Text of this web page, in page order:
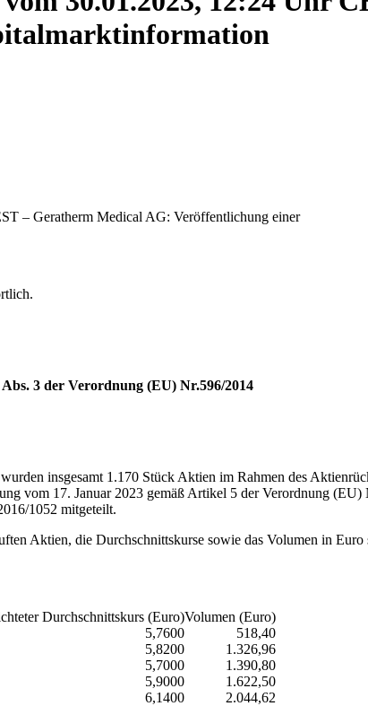
– Geratherm Medical AG: Veröffentlichung einer
3 der Verordnung (EU) Nr.596/2014
insgesamt 1.170 Stück Aktien im Rahmen des
vom 17. Januar 2023 gemäß Artikel 5 der Verordnung (EU)
1052 mitgeteilt.
Aktien, die Durchschnittskurse sowie das Volumen in Euro
Durchschnittskurs (Euro)Volumen (Euro)
5,7600
518,40
5,8200
1.326,96
5,7000
1.390,80
5,9000
1.622,50
6,1400 2.044,62